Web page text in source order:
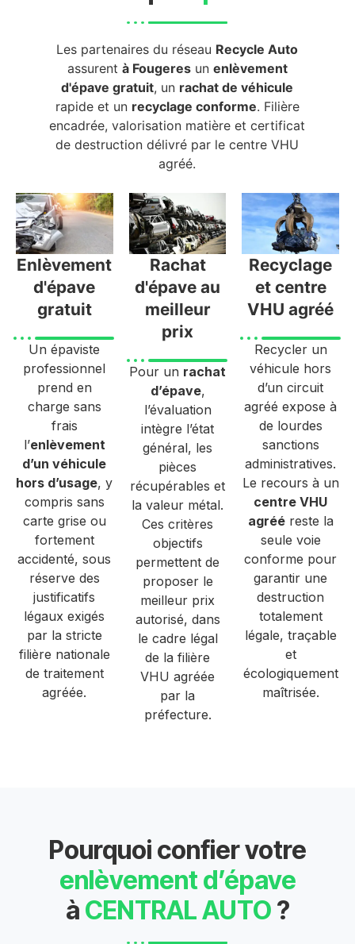
Les partenaires du réseau Recycle Auto
assurent à Fougeresun enlèvement
d'épave gratuit, un rachat de véhicule
rapide et un recyclage conforme. Filière
encadrée, valorisation matière et certificat
de destruction délivré par le centre VHU
agréé.
Enlèvement
d'épave
gratuit
Un épaviste
professionnel
prend en
charge sans
frais
l’enlèvement
d’un véhicule
hors d’usage, y
compris sans
carte grise ou
fortement
accidenté, sous
réserve des
justificatifs
légaux exigés
par la stricte
filière nationale
de traitement
agréée.
Rachat
d'épave au
meilleur
prix
Pour un rachat
d’épave,
l’évaluation
intègre l’état
général, les
pièces
récupérables et
la valeur métal.
Ces critères
objectifs
permettent de
proposer le
meilleur prix
autorisé, dans
le cadre légal
de la filière
VHU agréée
par la
préfecture.
Recyclage
et centre
VHU agréé
Recycler un
véhicule hors
d’un circuit
agréé expose à
de lourdes
sanctions
administratives.
Le recours à un
centre VHU
agrééreste la
seule voie
conforme pour
garantir une
destruction
totalement
légale, traçable
et
écologiquement
maîtrisée.
Pourquoi confier votre
enlèvement d’épave
à CENTRAL AUTO ?